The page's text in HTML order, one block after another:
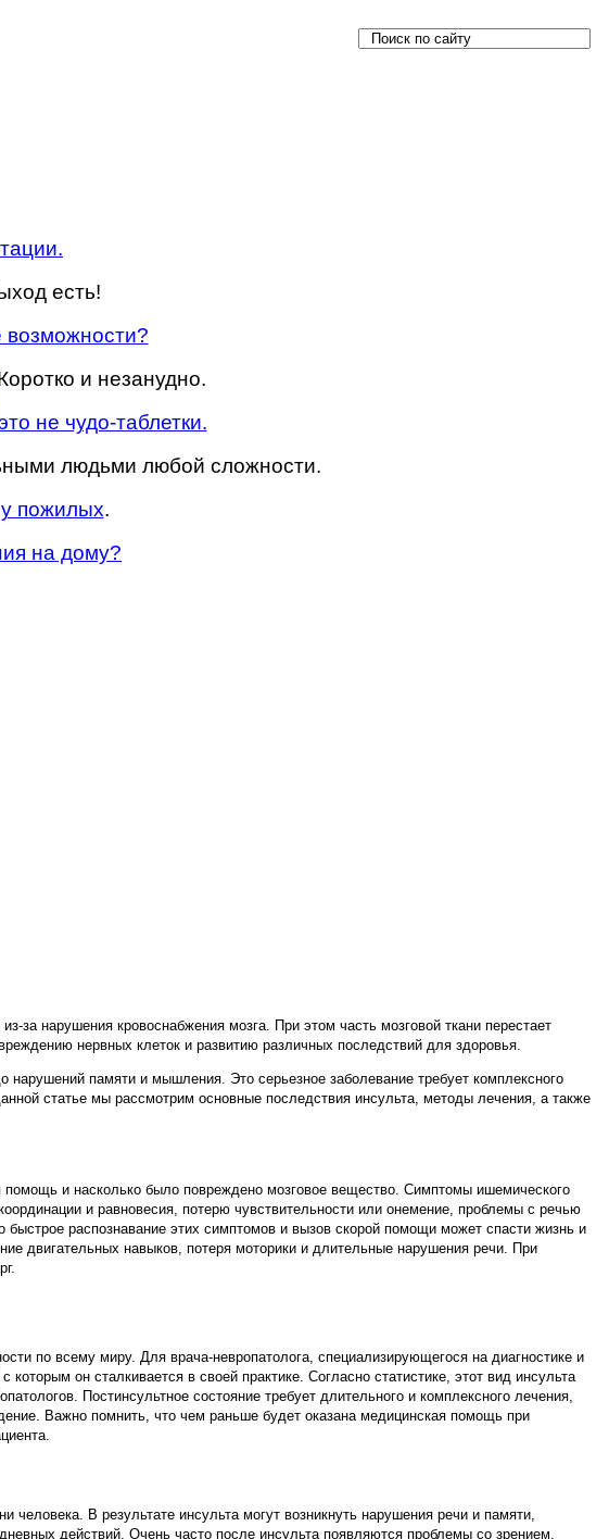
есть!
возможности?
и незанудно.
не чудо-таблетки.
людьми любой сложности.
пожилых.
на дому?
за нарушения кровоснабжения мозга. При этом часть мозговой ткани перестает
нервных клеток и развитию различных последствий для здоровья.
нарушений памяти и мышления. Это серьезное заболевание требует комплексного
статье мы рассмотрим основные последствия инсульта, методы лечения, а также
помощь и насколько было повреждено мозговое вещество. Симптомы ишемического
и равновесия, потерю чувствительности или онемение, проблемы с речью
распознавание этих симптомов и вызов скорой помощи может спасти жизнь и
двигательных навыков, потеря моторики и длительные нарушения речи. При
по всему миру. Для врача-невропатолога, специализирующегося на диагностике и
он сталкивается в своей практике. Согласно статистике, этот вид инсульта
Постинсультное состояние требует длительного и комплексного лечения,
Важно помнить, что чем раньше будет оказана медицинская помощь при
человека. В результате инсульта могут возникнуть нарушения речи и памяти,
действий. Очень часто после инсульта появляются проблемы со зрением,